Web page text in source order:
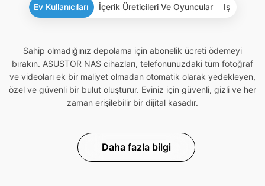
Ev Kullanıcıları İçerik Üreticileri Ve Oyuncular Iş
Sahip olmadığınız depolama için abonelik ücreti ödemeyi
bırakın. ASUSTOR NAS cihazları, telefonunuzdaki tüm fotoğraf
ve videoları ek bir maliyet olmadan otomatik olarak yedekleyen,
özel ve güvenli bir bulut oluşturur. Eviniz için güvenli, gizli ve her
zaman erişilebilir bir dijital kasadır.
Daha fazla bilgi